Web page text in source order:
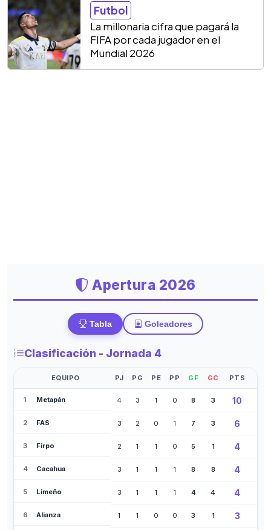
Futbol
La millonaria cifra que pagará la
FIFA por cada jugador en el
Mundial 2026